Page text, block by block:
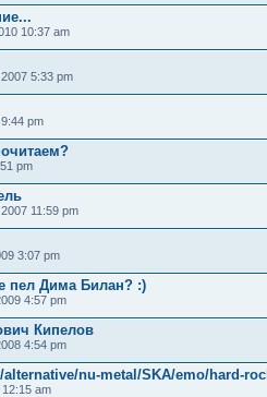
10:37 am
5:33 pm
pm
pm
11:59 pm
3:07 pm
пел Дима Билан? :)
4:57 pm
Кипелов
4:54 pm
nu-metal/SKA/emo/hard-
am